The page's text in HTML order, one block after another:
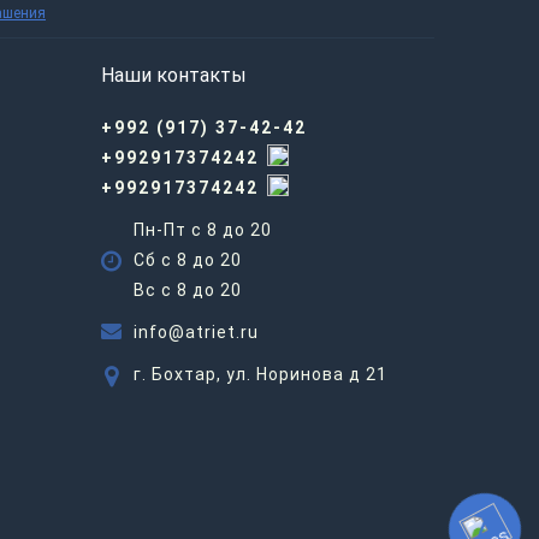
Наши контакты
+992 (917) 37-42-42
+992917374242
+992917374242
Пн-Пт с 8 до 20
Сб с 8 до 20
Вс c 8 до 20
info@atriet.ru
г. Бохтар, ул. Норинова д 21